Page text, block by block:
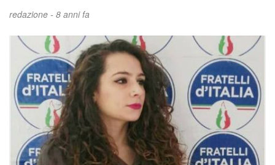
redazione - 8 anni fa